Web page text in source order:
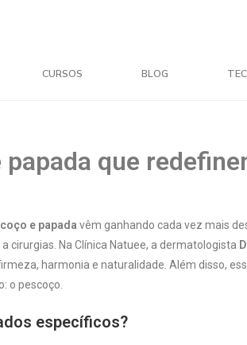
CURSOS BLOG
que
e papada vêm ganhando cada vez mais
cirurgias. Na Clínica Natuee, a dermatologista
harmonia e naturalidade. Além disso,
o pescoço.
específicos?